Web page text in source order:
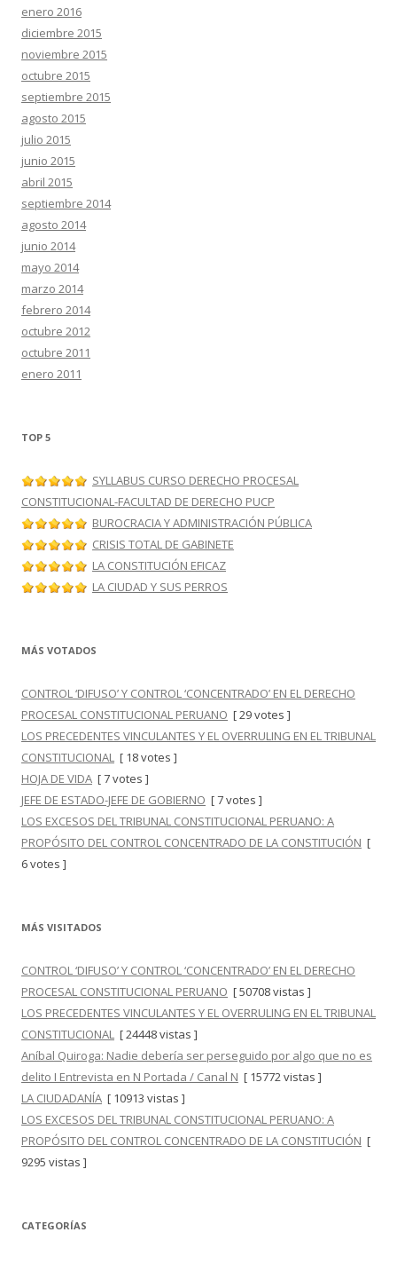
enero 2016
diciembre 2015
noviembre 2015
octubre 2015
septiembre 2015
agosto 2015
julio 2015
junio 2015
abril 2015
septiembre 2014
agosto 2014
junio 2014
mayo 2014
marzo 2014
febrero 2014
octubre 2012
octubre 2011
enero 2011
TOP 5
SYLLABUS CURSO DERECHO PROCESAL
CONSTITUCIONAL-FACULTAD DE DERECHO PUCP
BUROCRACIA Y ADMINISTRACIÓN PÚBLICA
CRISIS TOTAL DE GABINETE
LA CONSTITUCIÓN EFICAZ
LA CIUDAD Y SUS PERROS
MÁS VOTADOS
CONTROL ‘DIFUSO’ Y CONTROL ‘CONCENTRADO’ EN EL DERECHO
PROCESAL CONSTITUCIONAL PERUANO [ 29 votes ]
LOS PRECEDENTES VINCULANTES Y EL OVERRULING EN EL TRIBUNAL
CONSTITUCIONAL [ 18 votes ]
HOJA DE VIDA [ 7 votes ]
JEFE DE ESTADO-JEFE DE GOBIERNO [ 7 votes ]
LOS EXCESOS DEL TRIBUNAL CONSTITUCIONAL PERUANO: A
PROPÓSITO DEL CONTROL CONCENTRADO DE LA CONSTITUCIÓN [
6 votes ]
MÁS VISITADOS
CONTROL ‘DIFUSO’ Y CONTROL ‘CONCENTRADO’ EN EL DERECHO
PROCESAL CONSTITUCIONAL PERUANO [ 50708 vistas ]
LOS PRECEDENTES VINCULANTES Y EL OVERRULING EN EL TRIBUNAL
CONSTITUCIONAL [ 24448 vistas ]
Aníbal Quiroga: Nadie debería ser perseguido por algo que no es
delito I Entrevista en N Portada / Canal N [ 15772 vistas ]
LA CIUDADANÍA [ 10913 vistas ]
LOS EXCESOS DEL TRIBUNAL CONSTITUCIONAL PERUANO: A
PROPÓSITO DEL CONTROL CONCENTRADO DE LA CONSTITUCIÓN [
9295 vistas ]
CATEGORÍAS